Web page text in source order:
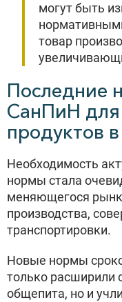
могут быть
товар
Последние
СанПиН для
продуктов
Необходимость
нормы стала
меняющегося
производства,
транспортировки.
Новые нормы
только расширили
общепита, но и